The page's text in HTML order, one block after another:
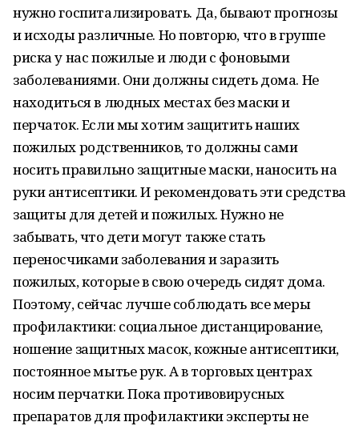
нужно госпитализировать. Да, бывают прогнозы
и исходы различные. Но повторю, что в группе
риска у нас пожилые и люди с фоновыми
заболеваниями. Они должны сидеть дома. Не
находиться в людных местах без маски и
перчаток. Если мы хотим защитить наших
пожилых родственников, то должны сами
носить правильно защитные маски, наносить на
руки антисептики. И рекомендовать эти средства
защиты для детей и пожилых. Нужно не
забывать, что дети могут также стать
переносчиками заболевания и заразить
пожилых, которые в свою очередь сидят дома.
Поэтому, сейчас лучше соблюдать все меры
профилактики: социальное дистанцирование,
ношение защитных масок, кожные антисептики,
постоянное мытье рук. А в торговых центрах
носим перчатки. Пока противовирусных
препаратов для профилактики эксперты не